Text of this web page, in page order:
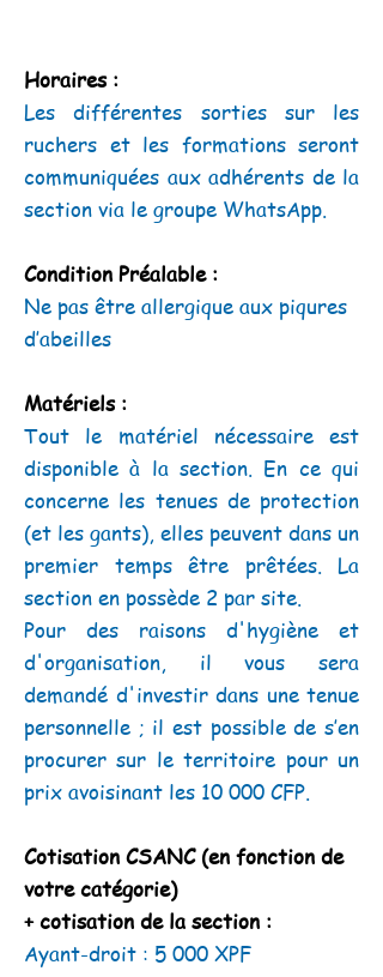
Horaires :
Les différentes sorties sur les
ruchers et les formations seront
communiquées aux adhérents de la
section via le groupe WhatsApp.
Condition Préalable :
Ne pas être allergique aux piqures
d’abeilles
Matériels :
Tout le matériel nécessaire est
disponible à la section. En ce qui
concerne les tenues de protection
(et les gants), elles peuvent dans un
premier temps être prêtées. La
section en possède 2 par site.
Pour des raisons d'hygiène et
d'organisation, il vous sera
demandé d'investir dans une tenue
personnelle ; il est possible de s’en
procurer sur le territoire pour un
prix avoisinant les 10 000 CFP.
Cotisation CSANC (en fonction de
votre catégorie)
+ cotisation de la section :
Ayant-droit : 5 000 XPF